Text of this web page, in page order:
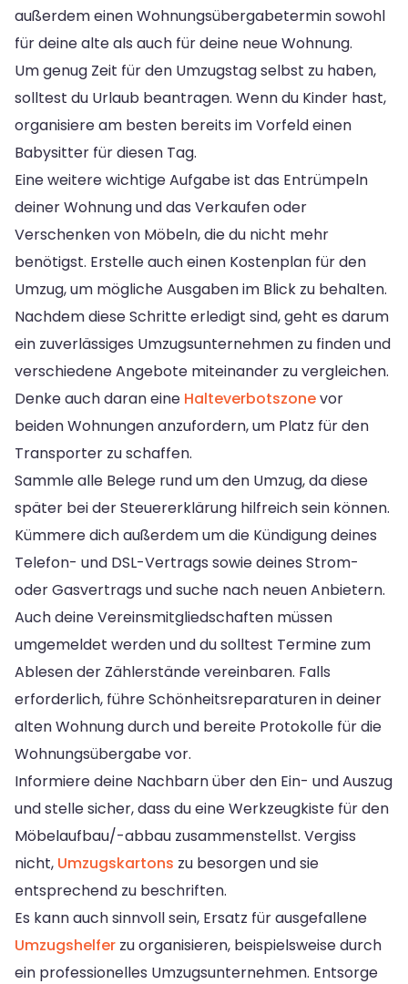
außerdem einen Wohnungsübergabetermin sowohl
für deine alte als auch für deine neue Wohnung.
Um genug Zeit für den Umzugstag selbst zu haben,
solltest du Urlaub beantragen. Wenn du Kinder hast,
organisiere am besten bereits im Vorfeld einen
Babysitter für diesen Tag.
Eine weitere wichtige Aufgabe ist das Entrümpeln
deiner Wohnung und das Verkaufen oder
Verschenken von Möbeln, die du nicht mehr
benötigst. Erstelle auch einen Kostenplan für den
Umzug, um mögliche Ausgaben im Blick zu behalten.
Nachdem diese Schritte erledigt sind, geht es darum
ein zuverlässiges Umzugsunternehmen zu finden und
verschiedene Angebote miteinander zu vergleichen.
Denke auch daran eine Halteverbotszonevor
beiden Wohnungen anzufordern, um Platz für den
Transporter zu schaffen.
Sammle alle Belege rund um den Umzug, da diese
später bei der Steuererklärung hilfreich sein können.
Kümmere dich außerdem um die Kündigung deines
Telefon- und DSL-Vertrags sowie deines Strom-
oder Gasvertrags und suche nach neuen Anbietern.
Auch deine Vereinsmitgliedschaften müssen
umgemeldet werden und du solltest Termine zum
Ablesen der Zählerstände vereinbaren. Falls
erforderlich, führe Schönheitsreparaturen in deiner
alten Wohnung durch und bereite Protokolle für die
Wohnungsübergabe vor.
Informiere deine Nachbarn über den Ein- und Auszug
und stelle sicher, dass du eine Werkzeugkiste für den
Möbelaufbau/-abbau zusammenstellst. Vergiss
nicht, Umzugskartons zu besorgen und sie
entsprechend zu beschriften.
Es kann auch sinnvoll sein, Ersatz für ausgefallene
Umzugshelfer zu organisieren, beispielsweise durch
ein professionelles Umzugsunternehmen. Entsorge